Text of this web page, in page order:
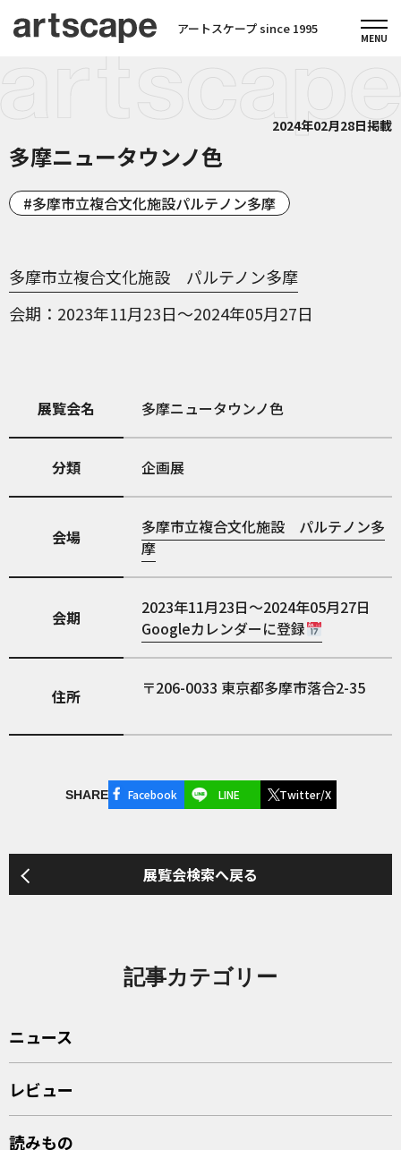
アートスケープ since 1995
2024年02月28日掲載
多摩ニュータウンノ色
多摩市立複合文化施設パルテノン多摩
多摩市立複合文化施設 パルテノン多摩
会期
2023年11月23日～2024年05月27日
展覧会名 多摩ニュータウンノ色
分類 企画展
会場
多摩市立複合文化施設 パルテノン多
摩
会期
2023年11月23日～2024年05月27日
Googleカレンダーに登録
住所 206-0033 東京都多摩市落合2-35
SHARE Facebook LINE Twitter/X
展覧会検索へ戻る
記事カテゴリー
ニュース
レビュー
読みもの